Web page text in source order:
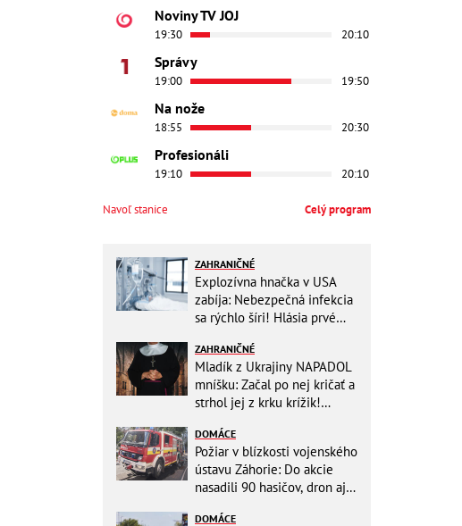
Noviny TV JOJ
19:30 20:10
Správy
19:00 19:50
Na nože
18:55 20:30
Profesionáli
19:10 20:10
Navoľ stanice Celý program
ZAHRANIČNÉ
Explozívna hnačka v USA
zabíja: Nebezpečná infekcia
sa rýchlo šíri! Hlásia prvé
ZAHRANIČNÉ
Mladík z Ukrajiny NAPADOL
mníšku: Začal po nej kričať a
strhol jej z krku krížik!
niečo iné
DOMÁCE
Požiar v blízkosti vojenského
ústavu Záhorie: Do akcie
nasadili 90 hasičov, dron aj
DOMÁCE